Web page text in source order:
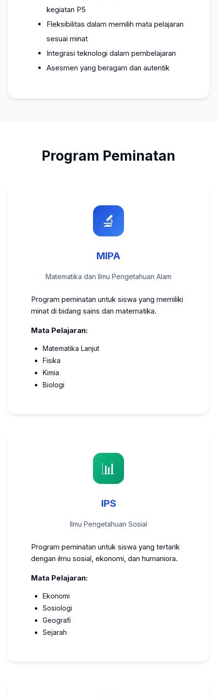
kegiatan P5
Fleksibilitas dalam memilih mata pelajaran
sesuai minat
Integrasi teknologi dalam pembelajaran
Asesmen yang beragam dan autentik
Program Peminatan
🔬
MIPA
Matematika dan Ilmu Pengetahuan Alam
Program peminatan untuk siswa yang memiliki
minat di bidang sains dan matematika.
Mata Pelajaran:
Matematika Lanjut
Fisika
Kimia
Biologi
📊
IPS
Ilmu Pengetahuan Sosial
Program peminatan untuk siswa yang tertarik
dengan ilmu sosial, ekonomi, dan humaniora.
Mata Pelajaran:
Ekonomi
Sosiologi
Geografi
Sejarah